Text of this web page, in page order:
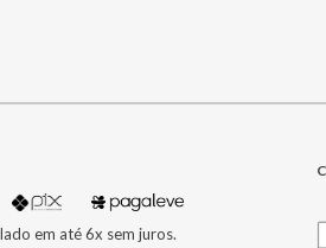
em até 6x sem juros.